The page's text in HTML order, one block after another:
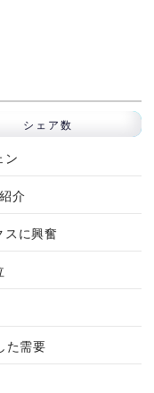
シェア数
ン
介
スに興奮
た需要